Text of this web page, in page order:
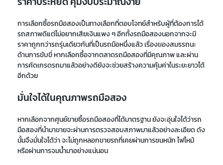
การเลือกซื้อรถมือสองเป็นทางเลือกที่ตอบโจทย์สำหรับผู้ที่ต้องการได้
รถสภาพดีแต่ไม่อยากเสียเงินแพง ๆ อีกทั้งรถมือสองนอกจากจะมี
ราคาถูกกว่ารถรุ่นเดียวกันที่เป็นรถมือหนึ่งแล้ว เรื่องของสมรรถนะ
ด้านการขับขี่ หากเลือกซื้อจากตลาดรถมือสองที่มีคุณภาพ และผ่าน
การคัดเกรดรถมาแล้วอย่างดียังจะช่วยสร้างความคุ้มค่าในระยะยาวได้
อีกด้วย
มั่นใจได้ในคุณภาพรถมือสอง
หากเลือกจากศูนย์ขายซื้อรถมือสองที่ได้มาตรฐาน ยังจะอุ่นใจได้ว่ารถ
มือสองที่นำมาขายจะผ่านการตรวจสอบสภาพมาแล้วอย่างละเอียด ดัง
นั้นจึงมั่นใจได้ว่า จะไม่ถูกหลอกขายรถที่เคยผ่านการชนหนัก ไฟไหม้
หรือผ่านการจมน้ำมาอย่างแน่นอน